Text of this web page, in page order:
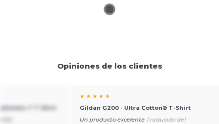
Opiniones de los clientes
T T-Shirt
★ ★ ★ ★ ★
Gildan G200 - Ultra Cotton® T-Shirt
Un producto excelente Traducido del